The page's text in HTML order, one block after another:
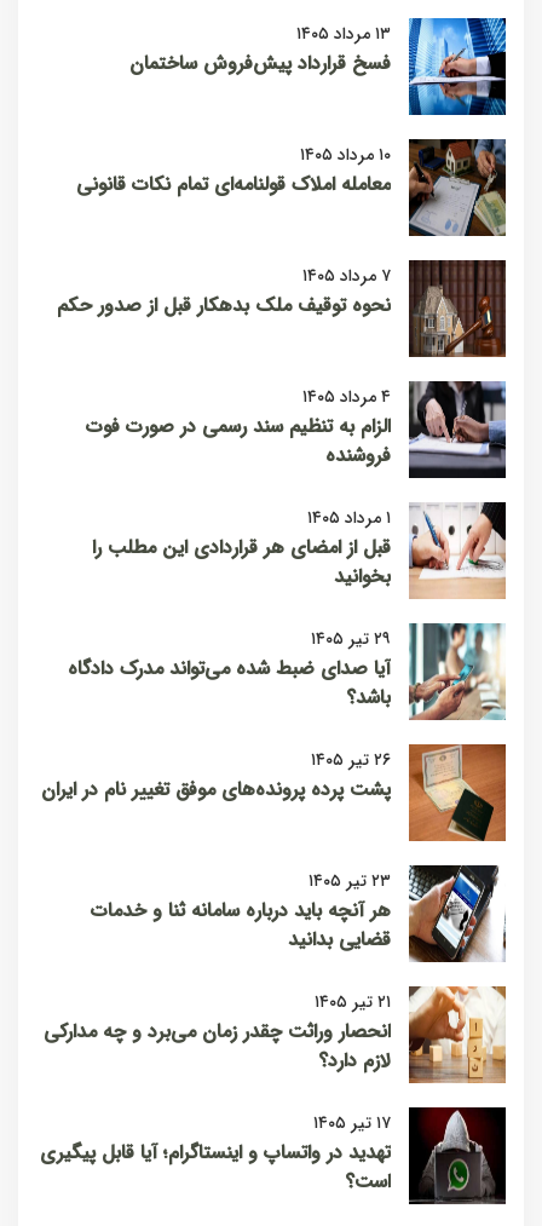
۱۳ مرداد ۱۴۰۵
فسخ قرارداد پیش‌فروش ساختمان
۱۰ مرداد ۱۴۰۵
معامله املاک قولنامه‌ای تمام نکات قانونی
۷ مرداد ۱۴۰۵
نحوه توقیف ملک بدهکار قبل از صدور حکم
۴ مرداد ۱۴۰۵
الزام به تنظیم سند رسمی در صورت فوت
فروشنده
۱ مرداد ۱۴۰۵
قبل از امضای هر قراردادی این مطلب را
بخوانید
۲۹ تیر ۱۴۰۵
آیا صدای ضبط شده می‌تواند مدرک دادگاه
باشد؟
۲۶ تیر ۱۴۰۵
پشت پرده پرونده‌های موفق تغییر نام در ایران
۲۳ تیر ۱۴۰۵
هر آنچه باید درباره سامانه ثنا و خدمات
قضایی بدانید
۲۱ تیر ۱۴۰۵
انحصار وراثت چقدر زمان می‌برد و چه مدارکی
لازم دارد؟
۱۷ تیر ۱۴۰۵
تهدید در واتساپ و اینستاگرام؛ آیا قابل پیگیری
است؟